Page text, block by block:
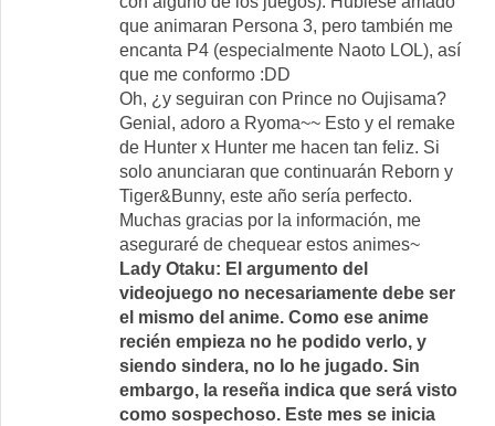
que animaran Persona 3, pero también me
encanta P4 (especialmente Naoto LOL), así
que me conformo :DD
Oh, ¿y seguiran con Prince no Oujisama?
Genial, adoro a Ryoma~~ Esto y el remake
de Hunter x Hunter me hacen tan feliz. Si
solo anunciaran que continuarán Reborn y
Tiger&Bunny, este año sería perfecto.
Muchas gracias por la información, me
aseguraré de chequear estos animes~
Lady Otaku: El argumento del
videojuego no necesariamente debe ser
el mismo del anime. Como ese anime
recién empieza no he podido verlo, y
siendo sindera, no lo he jugado. Sin
embargo, la reseña indica que será visto
como sospechoso. Este mes se inicia